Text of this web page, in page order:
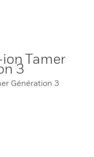
Tamer
3
Génération 3